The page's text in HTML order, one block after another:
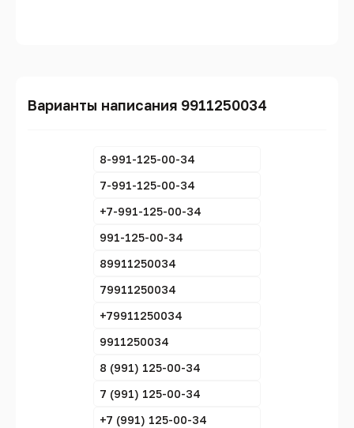
Варианты написания 9911250034
8-991-125-00-34
7-991-125-00-34
+7-991-125-00-34
991-125-00-34
89911250034
79911250034
+79911250034
9911250034
8 (991) 125-00-34
7 (991) 125-00-34
+7 (991) 125-00-34